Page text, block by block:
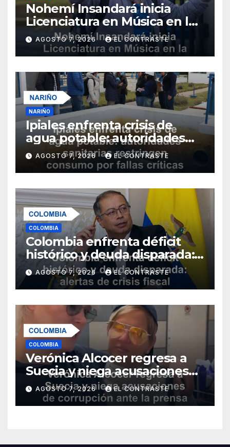
Nohemí Insandará inicia
Licenciatura en Música en la
Universidad de Nariño
AGOSTO 7, 2026 EL CONTRASTE
NARIÑO
Ipiales enfrenta crisis de
agua potable: autoridades
sanitarias restringen
consumo por fallas críticas
en tratamiento
AGOSTO 7, 2026 EL CONTRASTE
COLOMBIA
Colombia enfrenta déficit
histórico y deuda disparada:
alertas de crisis fiscal para
2026
AGOSTO 7, 2026 EL CONTRASTE
COLOMBIA
Verónica Alcocer regresa a
Suecia y niega acusaciones
de corrupción ante la prensa
sueca
AGOSTO 7, 2026 EL CONTRASTE